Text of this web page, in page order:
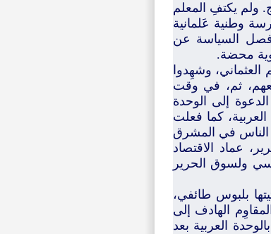
ولم يكتفِ المعلم
في زقاق البلاط، مدرسة وطنية عَلمانية
السياسة عن
محضة.
وشهِدوا
معهم، ثم، في وقت
إلى الوحدة
كما فعلت
الناس في المشرق
عماد الاقتصاد
ولسوق الحرير
بلبوس طائفي،
الهادف إلى
العربية بعد